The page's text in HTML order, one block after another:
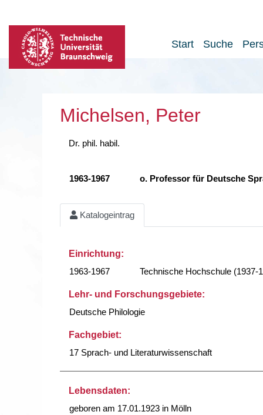
Start Suche
Michelsen, Peter
Dr. phil. habil.
1963-1967 o. Professor für Deutsche
Katalogeintrag
Einrichtung:
1963-1967
Technische Hochschule (1937-
Lehr- und Forschungsgebiete:
Deutsche Philologie
Fachgebiet:
17 Sprach- und Literaturwissenschaft
Lebensdaten:
geboren am 17.01.1923 in Mölln